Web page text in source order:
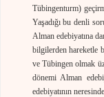
Tübingenturm)
Yaşadığı bu denli
Alman edebiyatına
bilgilerden hareketle
ve Tübingen olmak
dönemi Alman
edebiyatının